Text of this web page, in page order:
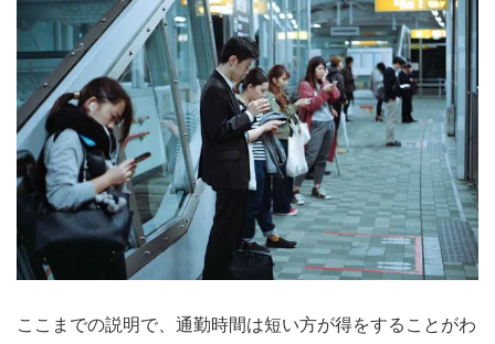
ここまでの説明で、通勤時間は短い方が得をすることがわ